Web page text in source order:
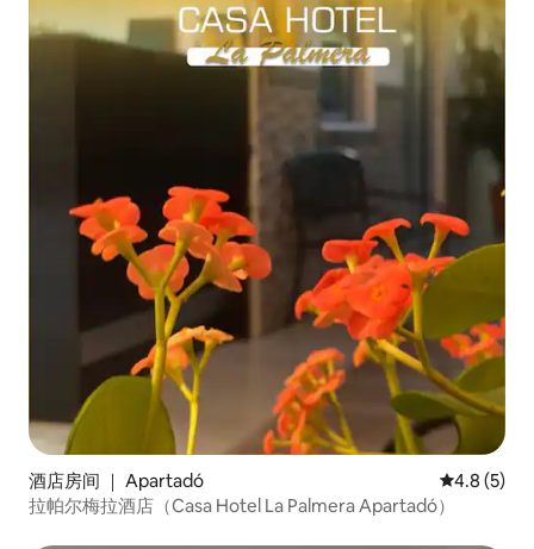
酒店房间 ｜ Apartadó 平均评分
4.8 (5)
拉帕尔梅拉酒店（Casa Hotel La Palmera Apartadó）